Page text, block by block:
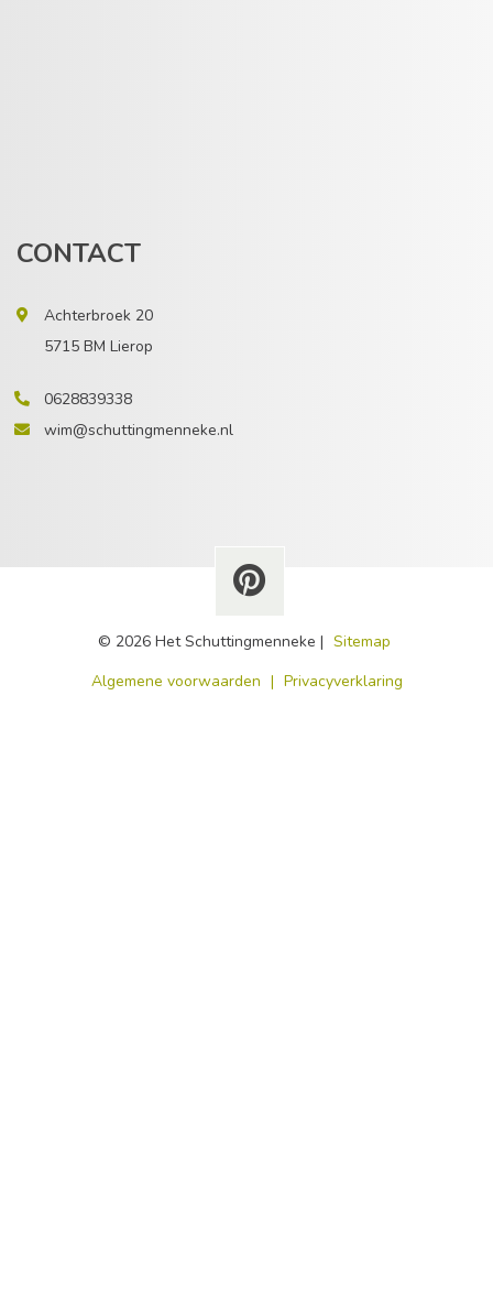
CONTACT
Achterbroek 20
5715 BM Lierop
0628839338
wim@schuttingmenneke.nl
© 2026 Het Schuttingmenneke | Sitemap
​Algemene voorwaarden | Privacyverklaring